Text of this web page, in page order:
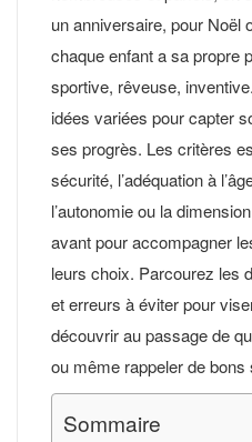
un anniversaire, pour Noël
chaque enfant a sa propre
sportive, rêveuse,
idées variées pour capter
ses progrès. Les critères
sécurité, l’adéquation à
l’autonomie ou la
avant pour accompagner
leurs choix. Parcourez les
et erreurs à éviter pour
découvrir au passage de
ou même rappeler de bons
Sommaire